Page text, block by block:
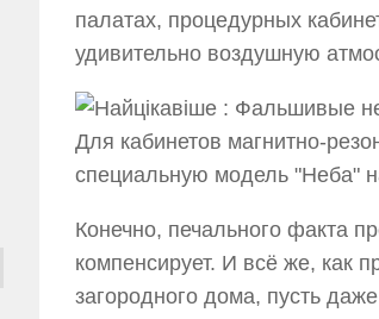
палатах, процедурных
удивительно воздушную
Для кабинетов магнитно-
специальную модель "Неба"
Конечно, печального факта
компенсирует. И всё же, как
загородного дома, пусть